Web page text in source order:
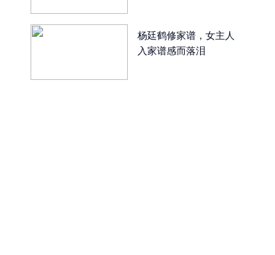
杨廷鹤修家谱，女主人
入家谱感而落泪